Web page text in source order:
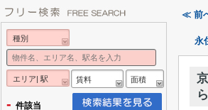
≪ 前
永
種別
エリア| 駅 賃料 面積
- 件該当